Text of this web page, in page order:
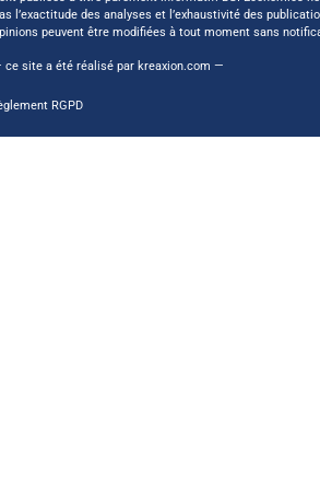
l’exactitude des analyses et l’exhaustivité des
peuvent être modifiées à tout moment sans
ce site a été réalisé par kreaxion.com —
RGPD